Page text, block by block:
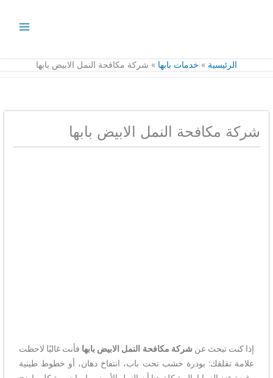
الرئيسية خدمات بابها شركة مكافحة النمل الابيض بابها
شركة مكافحة النمل الابيض بابها
إذا كنت تبحث عن شركة مكافحة النمل الابيض بابها فأنت غالبًا لاحظت
علامة تقلقك: بودرة خشب تحت باب، انتفاخ دهان، أو خطوط طينية